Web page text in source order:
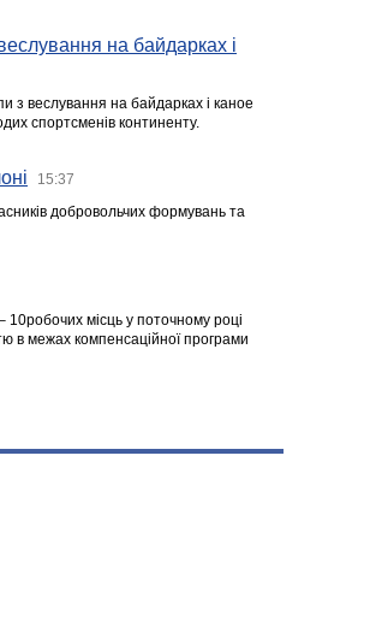
на байдарках і
з веслування на байдарках і каное
спортсменів континенту.
15:37
добровольчих формувань та
10робочих місць у поточному році
в межах компенсаційної програми